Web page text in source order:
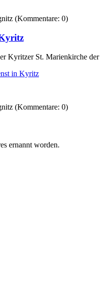
(Kommentare: 0)
Kyritzer St. Marienkirche
in Kyritz
(Kommentare: 0)
ernannt worden.